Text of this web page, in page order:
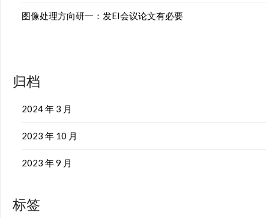
图像处理方向研一：发EI会议论文有必要
归档
2024 年 3 月
2023 年 10 月
2023 年 9 月
标签